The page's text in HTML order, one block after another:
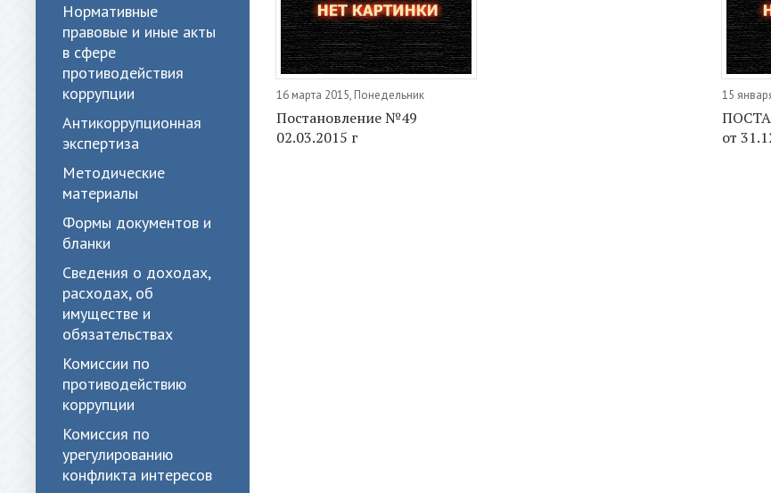
Нормативные
правовые и иные акты
в сфере
противодействия
коррупции
Антикоррупционная
экспертиза
Методические
материалы
Формы документов и
бланки
Сведения о доходах,
расходах, об
имуществе и
обязательствах
Комиссии по
противодействию
коррупции
Комиссия по
урегулированию
конфликта интересов
16 марта 2015, Понедельник
Постановление №49
02.03.2015 г
15
от